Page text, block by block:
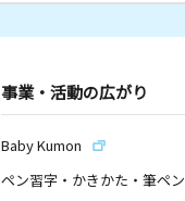
事業・活動の広がり
Baby Kumon
ペン習字・かきかた・筆ペ